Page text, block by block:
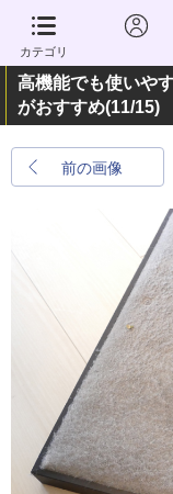
カテゴリ
高機能でも使いや
がおすすめ(11/15)
前の画像